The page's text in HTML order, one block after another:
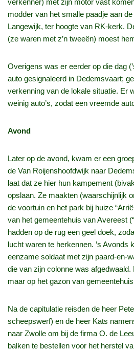
verkenner) met zijn motor vast
modder van het smalle paadje aan
Langewijk, ter hoogte van RK-kerk.
(ze waren met z’n tweeën) moest
Overigens was er eerder op die dag
auto gesignaleerd in Dedemsvaart;
verkenning van de lokale situatie. Er
weinig auto’s, zodat een vreemde
Avond
Later op de avond, kwam er een
de Van Roijenshoofdwijk naar
laat dat ze hier hun kampement
opslaan. Ze maakten (waarschijnlijk
de voortuin en het park bij huize
van het gemeentehuis van Avereest
hadden op de rug een geel doek,
lucht waren te herkennen. ’s Avonds
eenzame soldaat met zijn paard-en-
die van zijn colonne was
maar op het gazon van
Na de capitulatie reisden de heer
scheepswerf) en de heer Kats
naar Zwolle om bij de firma O. de
balken te bestellen voor het herstel